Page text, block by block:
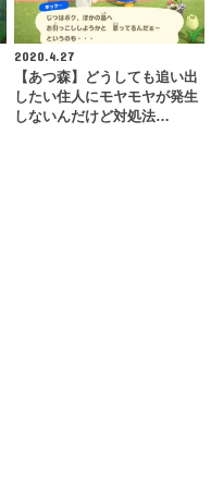
2020.4.27
【あつ森】どうしても追い出
したい住人にモヤモヤが発生
しないんだけど対処法…